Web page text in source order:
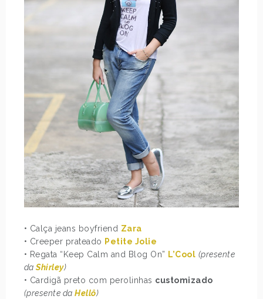
• Calça jeans boyfriend Zara
• Creeper prateado Petite Jolie
• Regata “Keep Calm and Blog On” L’Cool (presente
daShirley)
• Cardigã preto com perolinhas customizado
(presente daHellô)